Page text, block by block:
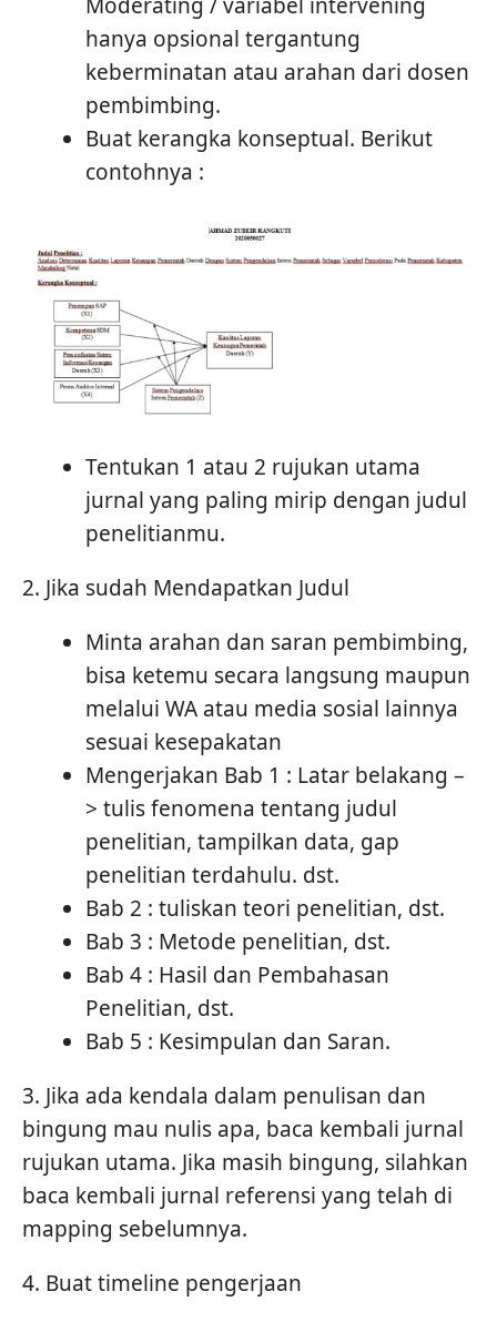
Moderating / variabel intervening
hanya opsional tergantung
keberminatan atau arahan dari dosen
pembimbing.
Buat kerangka konseptual. Berikut
contohnya :
Tentukan 1 atau 2 rujukan utama
jurnal yang paling mirip dengan judul
penelitianmu.
2. Jika sudah Mendapatkan Judul
Minta arahan dan saran pembimbing,
bisa ketemu secara langsung maupun
melalui WA atau media sosial lainnya
sesuai kesepakatan
Mengerjakan Bab 1 : Latar belakang –
> tulis fenomena tentang judul
penelitian, tampilkan data, gap
penelitian terdahulu. dst.
Bab 2 : tuliskan teori penelitian, dst.
Bab 3 : Metode penelitian, dst.
Bab 4 : Hasil dan Pembahasan
Penelitian, dst.
Bab 5 : Kesimpulan dan Saran.
3. Jika ada kendala dalam penulisan dan
bingung mau nulis apa, baca kembali jurnal
rujukan utama. Jika masih bingung, silahkan
baca kembali jurnal referensi yang telah di
mapping sebelumnya.
4. Buat timeline pengerjaan